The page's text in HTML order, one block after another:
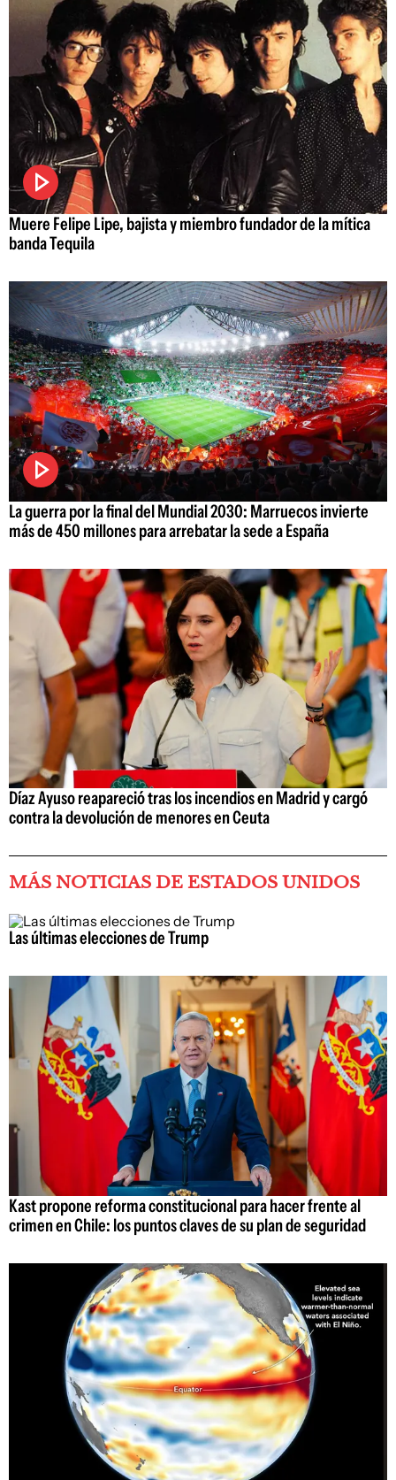
Muere Felipe Lipe, bajista y miembro fundador de la mítica
banda Tequila
La guerra por la final del Mundial 2030: Marruecos invierte
más de 450 millones para arrebatar la sede a España
Díaz Ayuso reapareció tras los incendios en Madrid y cargó
contra la devolución de menores en Ceuta
MÁS NOTICIAS DE ESTADOS UNIDOS
Las últimas elecciones de Trump
Kast propone reforma constitucional para hacer frente al
crimen en Chile: los puntos claves de su plan de seguridad